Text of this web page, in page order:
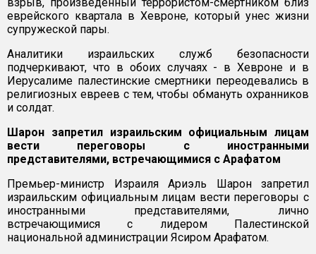
еврейского квартала в Хевроне, который унес жизни
супружеской пары.
Аналитики израильских служб безопасности
подчеркивают, что в обоих случаях - в Хевроне и в
Иерусалиме палестинские смертники переодевались в
религиозных евреев с тем, чтобы обмануть охранников
и солдат.
Шарон запретил израильским официальным лицам
вести переговоры с иностранными
представителями, встречающимися с Арафатом
Премьер-министр Израиля Ариэль Шарон запретил
израильским официальным лицам вести переговоры с
иностранными представителями, лично
встречающимися с лидером Палестинской
национальной администрации Ясиром Арафатом.